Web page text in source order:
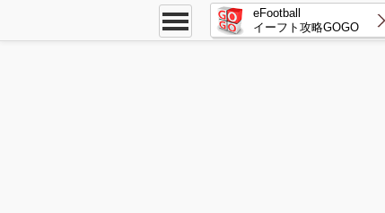
eFootball
イーフト攻略GOGO